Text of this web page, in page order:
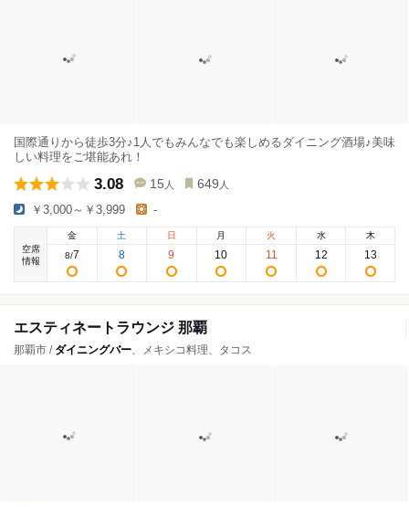
国際通りから徒歩3分♪1人でもみんなでも楽しめるダイニング酒場♪美味
しい料理をご堪能あれ！
3.08 15 人 649 人
￥3,000～￥3,999 -
空席
情報
金
8/7
土
8
日
9
月
10
火
11
水
12
木
13
エスティネートラウンジ 那覇
那覇市 / ダイニングバー、メキシコ料理、タコス